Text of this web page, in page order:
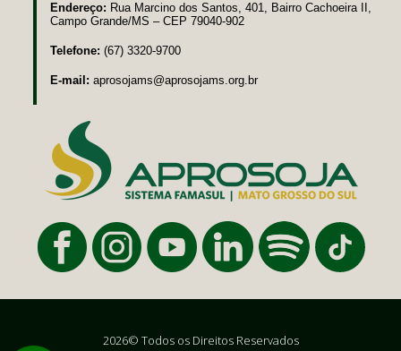
Endereço: Rua Marcino dos Santos, 401, Bairro Cachoeira II,
Campo Grande/MS – CEP 79040-902
Telefone: (67) 3320-9700
E-mail: aprosojams@aprosojams.org.br
2026© Todos os Direitos Reservados